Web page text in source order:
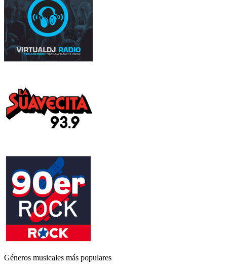
Géneros musicales más populares